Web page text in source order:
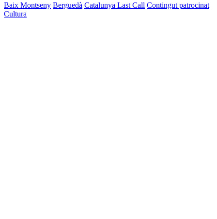
Baix Montseny Berguedà Catalunya Last Call Contingut patrocinat
Cultura